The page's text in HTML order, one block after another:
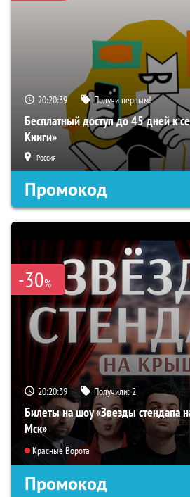
20:20:38 Получи первым!
Бесплатный доступ до 45 дней к
Книги»
Россия
Промокод
-30%
20:20:38 Получили:2
Билеты на шоу «Звезды стендапа
Мск»
Красные Ворота
Промокод